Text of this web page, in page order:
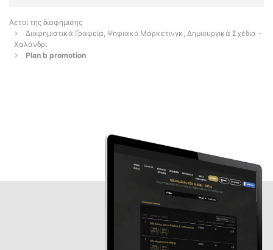
Αετοί της διαφήμισης
Διαφημιστικά Γραφεία, Ψηφιακό Μάρκετινγκ, Δημιουργικά Σχέδια -
Χαλάνδρι
Plan b promotion